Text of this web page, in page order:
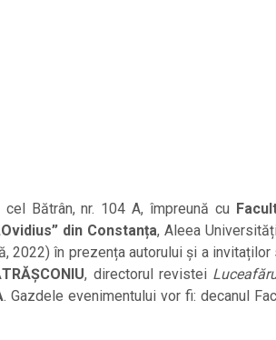
Bătrân, nr. 104 A, împreună cu
din Constanța, Aleea
2022) în prezența autorului și a
, directorul revistei
. Gazdele evenimentului vor fi: decanul